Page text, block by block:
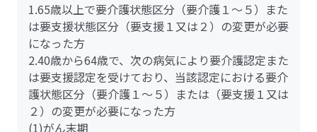
1.65歳以上で要介護状態区分（要介護１～５）また
は要支援状態区分（要支援１又は２）の変更が必要
になった方
2.40歳から64歳で、次の病気により要介護認定また
は要支援認定を受けており、当該認定における要介
護状態区分（要介護１～５）または（要支援１又は
２）の変更が必要になった方
(1)がん末期